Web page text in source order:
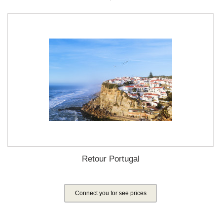
Retour Portugal
Connect you for see prices